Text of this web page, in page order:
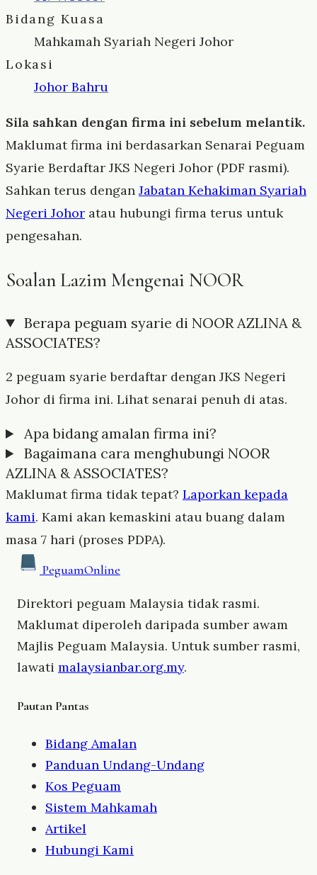
Bidang Kuasa
Mahkamah Syariah Negeri Johor
Lokasi
Johor Bahru
Sila sahkan dengan firma ini sebelum melantik.
Maklumat firma ini berdasarkan Senarai Peguam
Syarie Berdaftar JKS Negeri Johor (PDF rasmi).
Sahkan terus dengan Jabatan Kehakiman Syariah
Negeri Johor atau hubungi firma terus untuk
pengesahan.
Soalan Lazim Mengenai NOOR
Berapa peguam syarie di NOOR AZLINA &
ASSOCIATES?
2 peguam syarie berdaftar dengan JKS Negeri
Johor di firma ini. Lihat senarai penuh di atas.
Apa bidang amalan firma ini?
Bagaimana cara menghubungi NOOR
AZLINA & ASSOCIATES?
Maklumat firma tidak tepat? Laporkan kepada
kami. Kami akan kemaskini atau buang dalam
masa 7 hari (proses PDPA).
PeguamOnline
Direktori peguam Malaysia tidak rasmi.
Maklumat diperoleh daripada sumber awam
Majlis Peguam Malaysia. Untuk sumber rasmi,
lawati malaysianbar.org.my.
Pautan Pantas
Bidang Amalan
Panduan Undang-Undang
Kos Peguam
Sistem Mahkamah
Artikel
Hubungi Kami